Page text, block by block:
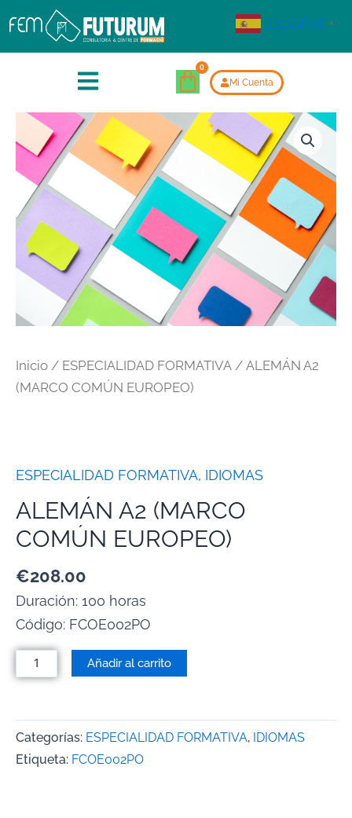
Mi Cuenta
Inicio / ESPECIALIDAD FORMATIVA / ALEMÁN A2
(MARCO COMÚN EUROPEO)
ESPECIALIDAD FORMATIVA, IDIOMAS
ALEMÁN A2 (MARCO
COMÚN EUROPEO)
€208.00
Duración: 100 horas
Código: FCOE002PO
Añadir al carrito
Categorías: ESPECIALIDAD FORMATIVA, IDIOMAS
Etiqueta: FCOE002PO
Español ▼